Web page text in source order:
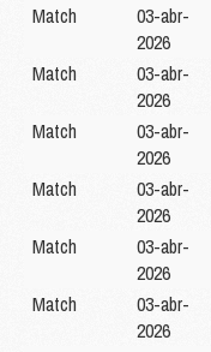
Match
03-abr-
2026
Match
03-abr-
2026
Match
03-abr-
2026
Match
03-abr-
2026
Match
03-abr-
2026
Match
03-abr-
2026